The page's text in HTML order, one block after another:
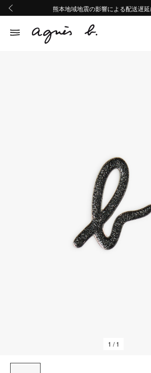
熊本地域地震の影響による配送遅
Summer Sale
熊本地域地震の影響による配送遅
Summer Sale
1 / 1